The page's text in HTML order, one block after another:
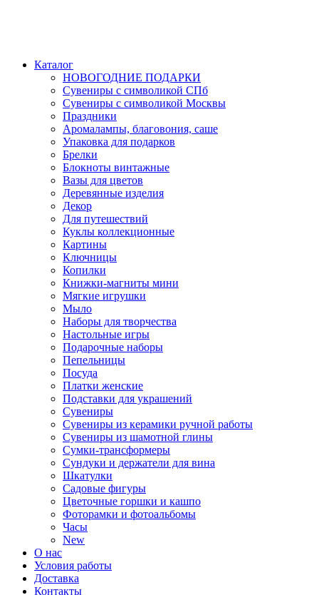
Каталог
НОВОГОДНИЕ ПОДАРКИ
Сувениры с символикой СПб
Сувениры с символикой Москвы
Праздники
Аромалампы, благовония, саше
Упаковка для подарков
Брелки
Блокноты винтажные
Вазы для цветов
Деревянные изделия
Декор
Для путешествий
Куклы коллекционные
Картины
Ключницы
Копилки
Книжки-магниты мини
Мягкие игрушки
Мыло
Наборы для творчества
Настольные игры
Подарочные наборы
Пепельницы
Посуда
Платки женские
Подставки для украшений
Сувениры
Сувениры из керамики ручной работы
Сувениры из шамотной глины
Сумки-трансформеры
Сундуки и держатели для вина
Шкатулки
Садовые фигуры
Цветочные горшки и кашпо
Фоторамки и фотоальбомы
Часы
New
О нас
Условия работы
Доставка
Контакты